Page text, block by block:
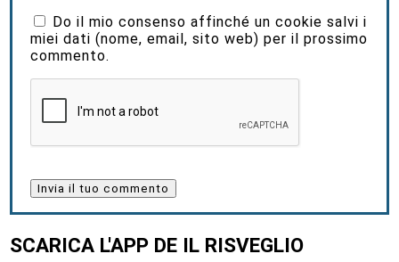
Do il mio consenso affinché un cookie salvi i
miei dati (nome, email, sito web) per il prossimo
commento.
SCARICA L'APP DE IL RISVEGLIO